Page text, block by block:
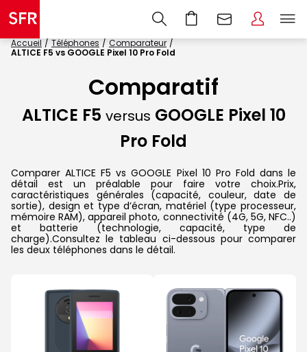
Accueil Téléphones
Comparateur
ALTICE F5 vs GOOGLE Pixel 10 Pro Fold
Comparatif
ALTICE F5 versus GOOGLE Pixel 10
Pro Fold
Comparer ALTICE F5 vs GOOGLE Pixel 10 Pro Fold dans le
détail est un préalable pour faire votre choix.Prix,
caractéristiques générales (capacité, couleur, date de
sortie), design et type d’écran, matériel (type processeur,
mémoire RAM), appareil photo, connectivité (4G, 5G, NFC..)
et batterie (technologie, capacité, type de
charge).Consultez le tableau ci-dessous pour comparer
les deux téléphones dans le détail.